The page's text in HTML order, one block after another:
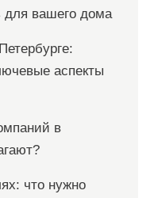
вашего дома
аспекты
в
что нужно